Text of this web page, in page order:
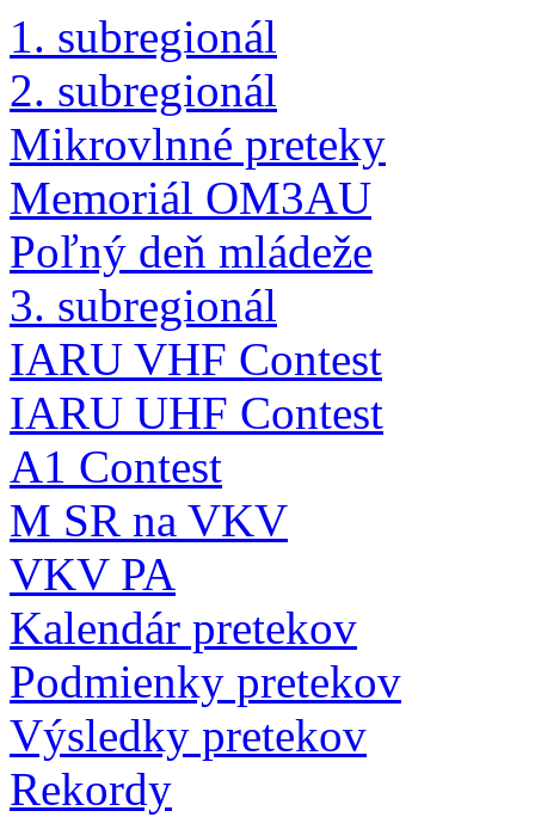
1. subregionál
2. subregionál
Mikrovlnné preteky
Memoriál OM3AU
Poľný deň mládeže
3. subregionál
IARU VHF Contest
IARU UHF Contest
A1 Contest
M SR na VKV
VKV PA
Kalendár pretekov
Podmienky pretekov
Výsledky pretekov
Rekordy